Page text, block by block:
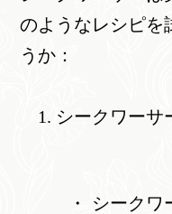
のようなレシピを
うか：
シークワーサ
シークワ